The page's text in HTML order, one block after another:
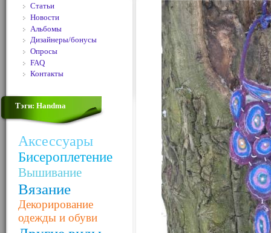
Статьи
Новости
Альбомы
Дизайнеры/бонусы
Опросы
FAQ
Контакты
Тэги: Handma
Аксессуары
Бисероплетение
Вышивание
Вязание
Декорирование
одежды и обуви